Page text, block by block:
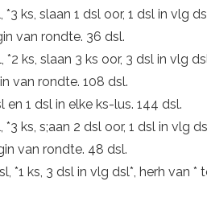
*3 ks, slaan 1 dsl oor, 1 dsl in vlg
van rondte. 36 dsl.
*2 ks, slaan 3 ks oor, 3 dsl in vlg
van rondte. 108 dsl.
en 1 dsl in elke ks-lus. 144 dsl.
*3 ks, s;aan 2 dsl oor, 1 dsl in vlg
van rondte. 48 dsl.
*1 ks, 3 dsl in vlg dsl*, herh van